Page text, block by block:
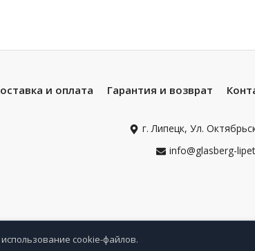
и оплата Гарантия и возврат
г. Липецк, Ул.
info@glasberg-
Просмотренныеcookie-файлов.